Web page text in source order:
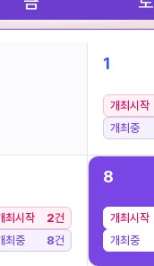
1
개최시작
개최중
최시작 2건
최중
8건
8
개최시작
개최중